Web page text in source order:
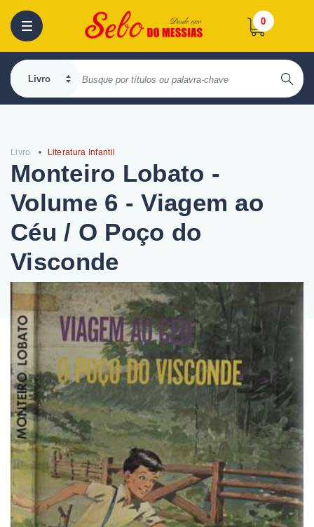
0
Livro Literatura Infantil
Monteiro Lobato -
Volume 6 - Viagem ao
Céu / O Poço do
Visconde